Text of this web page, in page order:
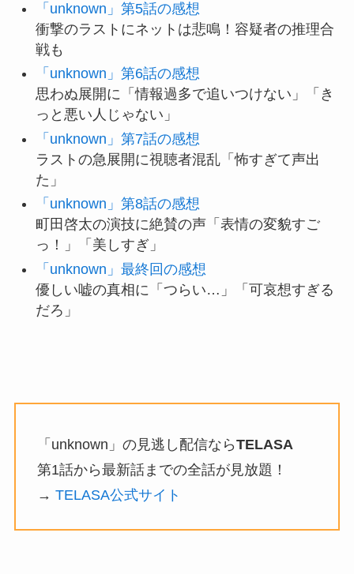
「unknown」第5話の感想
衝撃のラストにネットは悲鳴！容疑者の推理合
戦も
「unknown」第6話の感想
思わぬ展開に「情報過多で追いつけない」「き
っと悪い人じゃない」
「unknown」第7話の感想
ラストの急展開に視聴者混乱「怖すぎて声出
た」
「unknown」第8話の感想
町田啓太の演技に絶賛の声「表情の変貌すご
っ！」「美しすぎ」
「unknown」最終回の感想
優しい嘘の真相に「つらい…」「可哀想すぎる
だろ」
「unknown」の見逃し配信ならTELASA
第1話から最新話までの全話が見放題！
→ TELASA公式サイト